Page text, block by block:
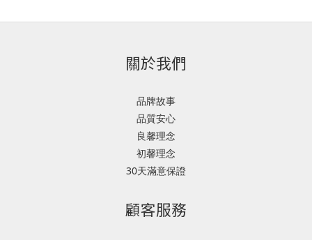
關於我們
品牌故事
品質安心
良馨理念
初馨理念
30天滿意保證
顧客服務